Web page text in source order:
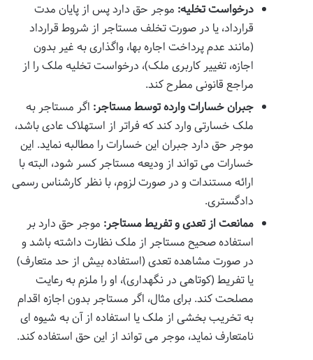
درخواست تخلیه: موجر حق دارد پس از پایان مدت
قرارداد، یا در صورت تخلف مستاجر از شروط قرارداد
(مانند عدم پرداخت اجاره بها، واگذاری به غیر بدون
اجازه، تغییر کاربری ملک)، درخواست تخلیه ملک را از
مراجع قانونی مطرح کند.
جبران خسارات وارده توسط مستاجر: اگر مستاجر به
ملک خسارتی وارد کند که فراتر از استهلاک عادی باشد،
موجر حق دارد جبران این خسارات را مطالبه نماید. این
خسارات می تواند از ودیعه مستاجر کسر شود، البته با
ارائه مستندات و در صورت لزوم، با نظر کارشناس رسمی
دادگستری.
ممانعت از تعدی و تفریط مستاجر: موجر حق دارد بر
استفاده صحیح مستاجر از ملک نظارت داشته باشد و
در صورت مشاهده تعدی (استفاده بیش از حد متعارف)
یا تفریط (کوتاهی در نگهداری)، او را ملزم به رعایت
مصلحت کند. برای مثال، اگر مستاجر بدون اجازه اقدام
به تخریب بخشی از ملک یا استفاده از آن به شیوه ای
نامتعارف نماید، موجر می تواند از این حق استفاده کند.